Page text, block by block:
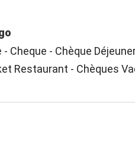
Cheque - Chèque
Restaurant - Chèques